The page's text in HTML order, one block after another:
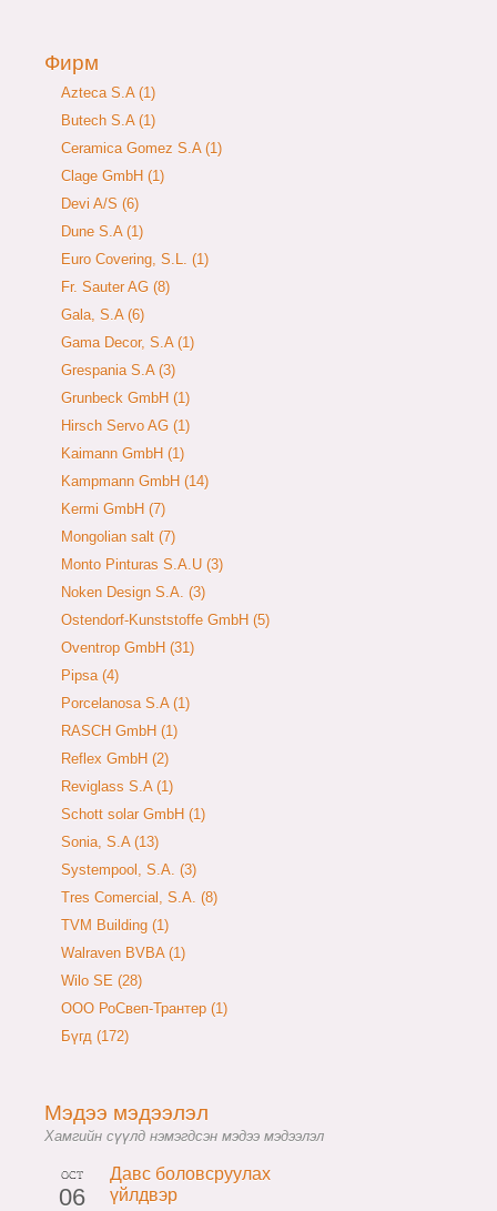
Фирм
Azteca S.A (1)
Butech S.A (1)
Ceramica Gomez S.A (1)
Clage GmbH (1)
Devi A/S (6)
Dune S.A (1)
Euro Covering, S.L. (1)
Fr. Sauter AG (8)
Gala, S.A (6)
Gama Decor, S.A (1)
Grespania S.A (3)
Grunbeck GmbH (1)
Hirsch Servo AG (1)
Kaimann GmbH (1)
Kampmann GmbH (14)
Kermi GmbH (7)
Mongolian salt (7)
Monto Pinturas S.A.U (3)
Noken Design S.A. (3)
Ostendorf-Kunststoffe GmbH (5)
Oventrop GmbH (31)
Pipsa (4)
Porcelanosa S.A (1)
RASCH GmbH (1)
Reflex GmbH (2)
Reviglass S.A (1)
Schott solar GmbH (1)
Sonia, S.A (13)
Systempool, S.A. (3)
Tres Comercial, S.A. (8)
TVM Building (1)
Walraven BVBA (1)
Wilo SE (28)
ООО РоСвеп-Трантер (1)
Бүгд (172)
Мэдээ мэдээлэл
Хамгийн сүүлд нэмэгдсэн мэдээ мэдээлэл
OCT
06
Давс боловсруулах
үйлдвэр